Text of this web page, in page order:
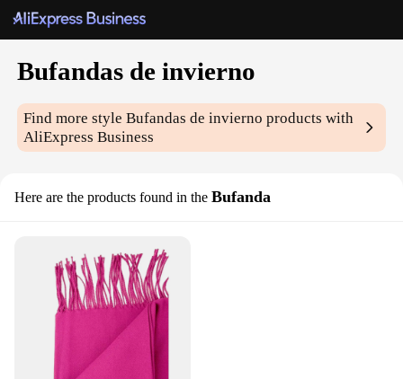
Bufandas de invierno
Find more styleBufandas de invierno products with
AliExpress Business
Here are the products found in the Bufanda